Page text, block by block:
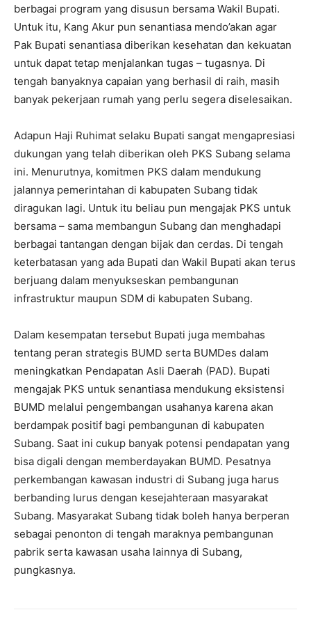
berbagai program yang disusun bersama Wakil Bupati.
Untuk itu, Kang Akur pun senantiasa mendo’akan agar
Pak Bupati senantiasa diberikan kesehatan dan kekuatan
untuk dapat tetap menjalankan tugas – tugasnya. Di
tengah banyaknya capaian yang berhasil di raih, masih
banyak pekerjaan rumah yang perlu segera diselesaikan.
Adapun Haji Ruhimat selaku Bupati sangat mengapresiasi
dukungan yang telah diberikan oleh PKS Subang selama
ini. Menurutnya, komitmen PKS dalam mendukung
jalannya pemerintahan di kabupaten Subang tidak
diragukan lagi. Untuk itu beliau pun mengajak PKS untuk
bersama – sama membangun Subang dan menghadapi
berbagai tantangan dengan bijak dan cerdas. Di tengah
keterbatasan yang ada Bupati dan Wakil Bupati akan terus
berjuang dalam menyukseskan pembangunan
infrastruktur maupun SDM di kabupaten Subang.
Dalam kesempatan tersebut Bupati juga membahas
tentang peran strategis BUMD serta BUMDes dalam
meningkatkan Pendapatan Asli Daerah (PAD). Bupati
mengajak PKS untuk senantiasa mendukung eksistensi
BUMD melalui pengembangan usahanya karena akan
berdampak positif bagi pembangunan di kabupaten
Subang. Saat ini cukup banyak potensi pendapatan yang
bisa digali dengan memberdayakan BUMD. Pesatnya
perkembangan kawasan industri di Subang juga harus
berbanding lurus dengan kesejahteraan masyarakat
Subang. Masyarakat Subang tidak boleh hanya berperan
sebagai penonton di tengah maraknya pembangunan
pabrik serta kawasan usaha lainnya di Subang,
pungkasnya.